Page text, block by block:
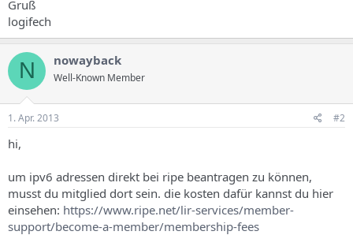
Gruß
logifech
N nowayback
Well-Known Member
1. Apr. 2013 #2
hi,
um ipv6 adressen direkt bei ripe beantragen zu können,
musst du mitglied dort sein. die kosten dafür kannst du hier
einsehen: https://www.ripe.net/lir-services/member-
support/become-a-member/membership-fees